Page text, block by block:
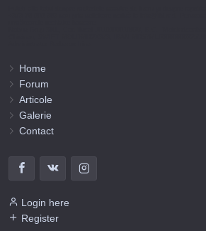
Home
Forum
Articole
Galerie
Contact
Login here
Register